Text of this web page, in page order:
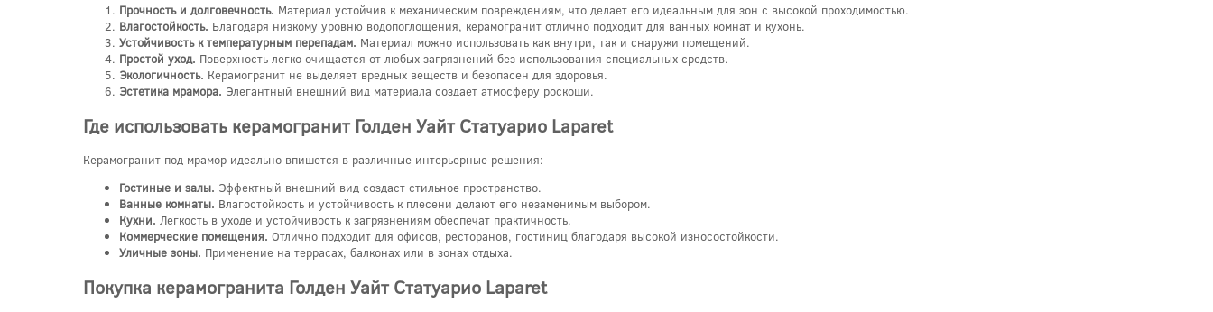
Прочность и долговечность. Материал устойчив к механическим повреждениям, что делает его идеальным для зон с высокой проходимостью.
Влагостойкость. Благодаря низкому уровню водопоглощения, керамогранит отлично подходит для ванных комнат и кухонь.
Устойчивость к температурным перепадам. Материал можно использовать как внутри, так и снаружи помещений.
Простой уход. Поверхность легко очищается от любых загрязнений без использования специальных средств.
Экологичность. Керамогранит не выделяет вредных веществ и безопасен для здоровья.
Эстетика мрамора. Элегантный внешний вид материала создает атмосферу роскоши.
Где использовать керамогранит Голден Уайт Статуарио Laparet
Керамогранит под мрамор идеально впишется в различные интерьерные решения:
Гостиные и залы. Эффектный внешний вид создаст стильное пространство.
Ванные комнаты. Влагостойкость и устойчивость к плесени делают его незаменимым выбором.
Кухни. Легкость в уходе и устойчивость к загрязнениям обеспечат практичность.
Коммерческие помещения. Отлично подходит для офисов, ресторанов, гостиниц благодаря высокой износостойкости.
Уличные зоны. Применение на террасах, балконах или в зонах отдыха.
Покупка керамогранита Голден Уайт Статуарио Laparet